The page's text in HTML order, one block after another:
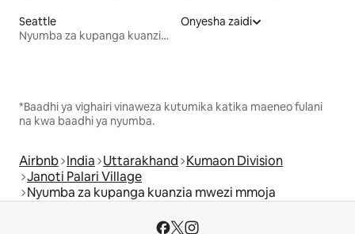
Seattle
Nyumba za kupanga kuanzia mwezi mmoja
Onyesha zaidi
*Baadhi ya vighairi vinaweza kutumika katika maeneo fulani
na kwa baadhi ya nyumba.
Airbnb India Uttarakhand Kumaon Division
Janoti Palari Village
Nyumba za kupanga kuanzia mwezi mmoja